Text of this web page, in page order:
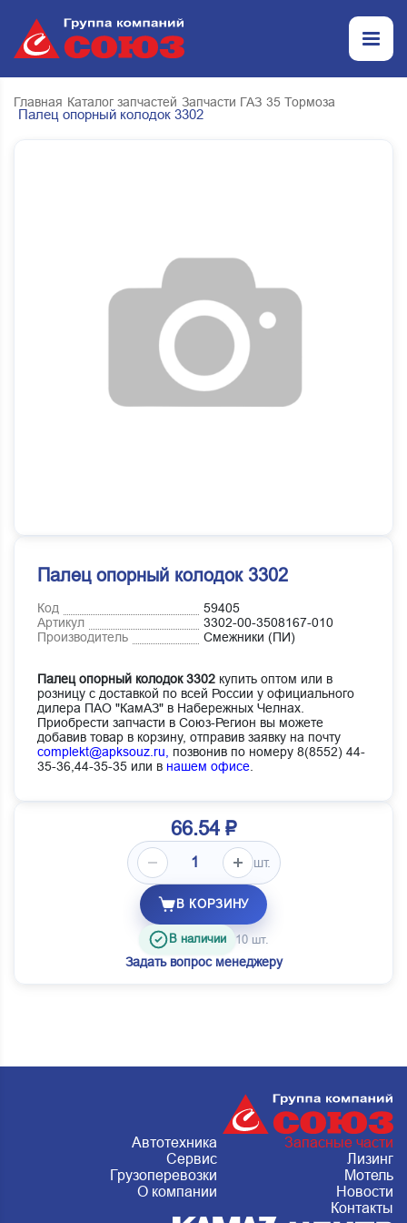
Главная Каталог запчастей Запчасти ГАЗ 35 Тормоза
Палец опорный колодок 3302
Палец опорный колодок 3302
Код
59405
Артикул
3302-00-3508167-010
Производитель
Смежники (ПИ)
Палец опорный колодок 3302 купить оптом или в
розницу с доставкой по всей России у официального
дилера ПАО "КамАЗ" в Набережных Челнах.
Приобрести запчасти в Союз-Регион вы можете
добавив товар в корзину, отправив заявку на почту
complekt@apksouz.ru,
позвонив по номеру 8(8552) 44-
35-36,44-35-35 или в нашем офисе
66.54 ₽
шт.
В КОРЗИНУ
В наличии 10 шт.
Задать вопрос менеджеру
Автотехника
Запасные части
Сервис
Лизинг
Грузоперевозки
Мотель
О компании
Новости
Контакты